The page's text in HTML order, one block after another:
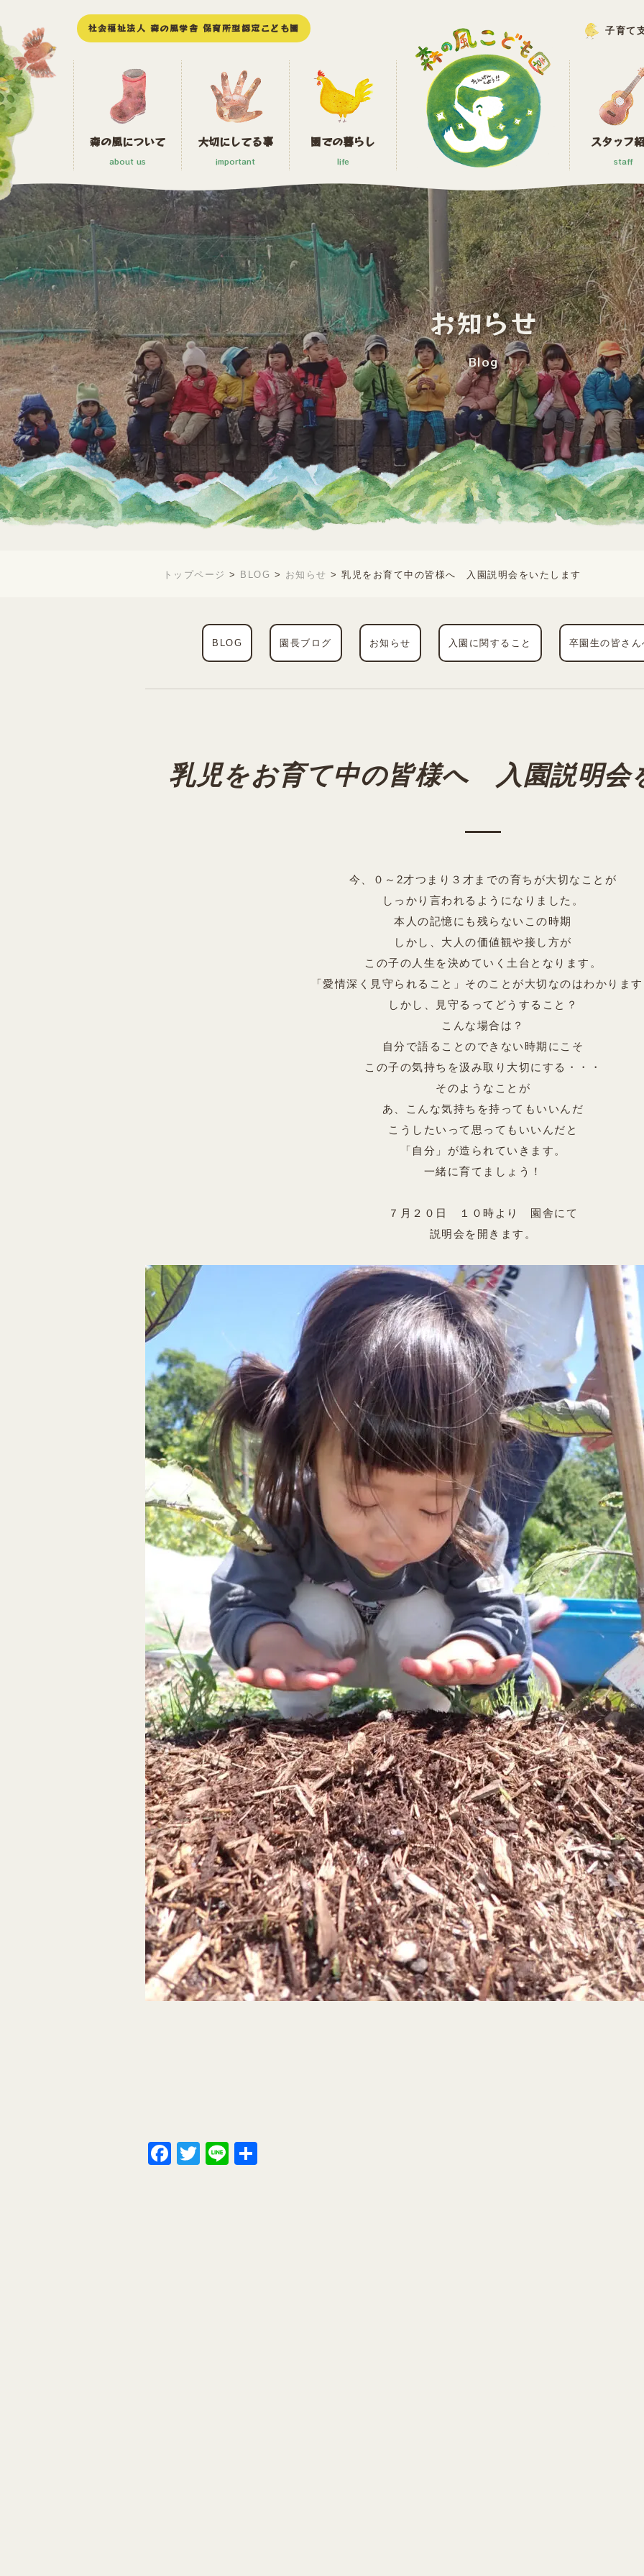
社会福祉法人 森の風学舎 保育所型認定こども園 子育て
森の風について
about us
大切にしてる事
important
園での暮らし
life
スタッフ
staff
お知らせ
Blog
トップページ > BLOG > お知らせ >乳児をお育て中の皆様へ 入園説明会をいたします
BLOG 園長ブログ お知らせ 入園に関すること 卒園生の皆さん
乳児をお育て中の皆様へ 入園説明会
今、０～2才つまり３才までの育ちが大切なことが
しっかり言われるようになりました。
本人の記憶にも残らないこの時期
しかし、大人の価値観や接し方が
この子の人生を決めていく土台となります。
「愛情深く見守られること」そのことが大切なのはわかりま
しかし、見守るってどうすること？
こんな場合は？
自分で語ることのできない時期にこそ
この子の気持ちを汲み取り大切にする・・・
そのようなことが
あ、こんな気持ちを持ってもいいんだ
こうしたいって思ってもいいんだと
「自分」が造られていきます。
一緒に育てましょう！
７月２０日 １０時より 園舎にて
説明会を開きます。
Facebook
Twitter
Line